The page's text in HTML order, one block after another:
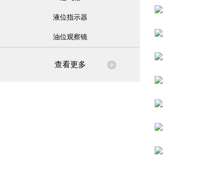
液位指示器
油位观察镜
查看更多